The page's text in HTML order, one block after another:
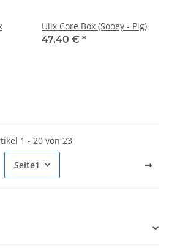
Ulix Core Box (Sooey - Pig)
47,40 € *
1 - 20 von 23
Seite1